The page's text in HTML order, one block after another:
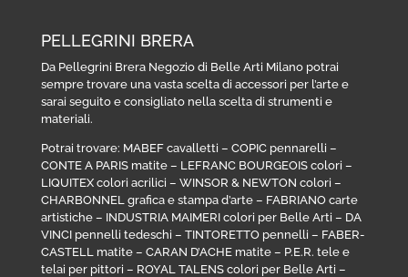
PELLEGRINI BRERA
Da Pellegrini Brera Negozio di Belle Arti Milano potrai
sempre trovare una vasta scelta di accessori per l’arte e
sarai seguito e consigliato nella scelta di strumenti e
materiali.
Potrai trovare: MABEF cavalletti – COPIC pennarelli –
CONTE A PARIS matite– LEFRANC BOURGEOIS colori –
LIQUITEX colori acrilici – WINSOR & NEWTON colori –
CHARBONNEL grafica e stampa d’arte– FABRIANO carte
artistiche– INDUSTRIA MAIMERI colori per Belle Arti – DA
VINCI pennelli tedeschi – TINTORETTO pennelli – FABER-
CASTELL matite– CARAN D’ACHE matite– P.E.R. tele e
telai per pittori – ROYAL TALENS colori per Belle Arti –